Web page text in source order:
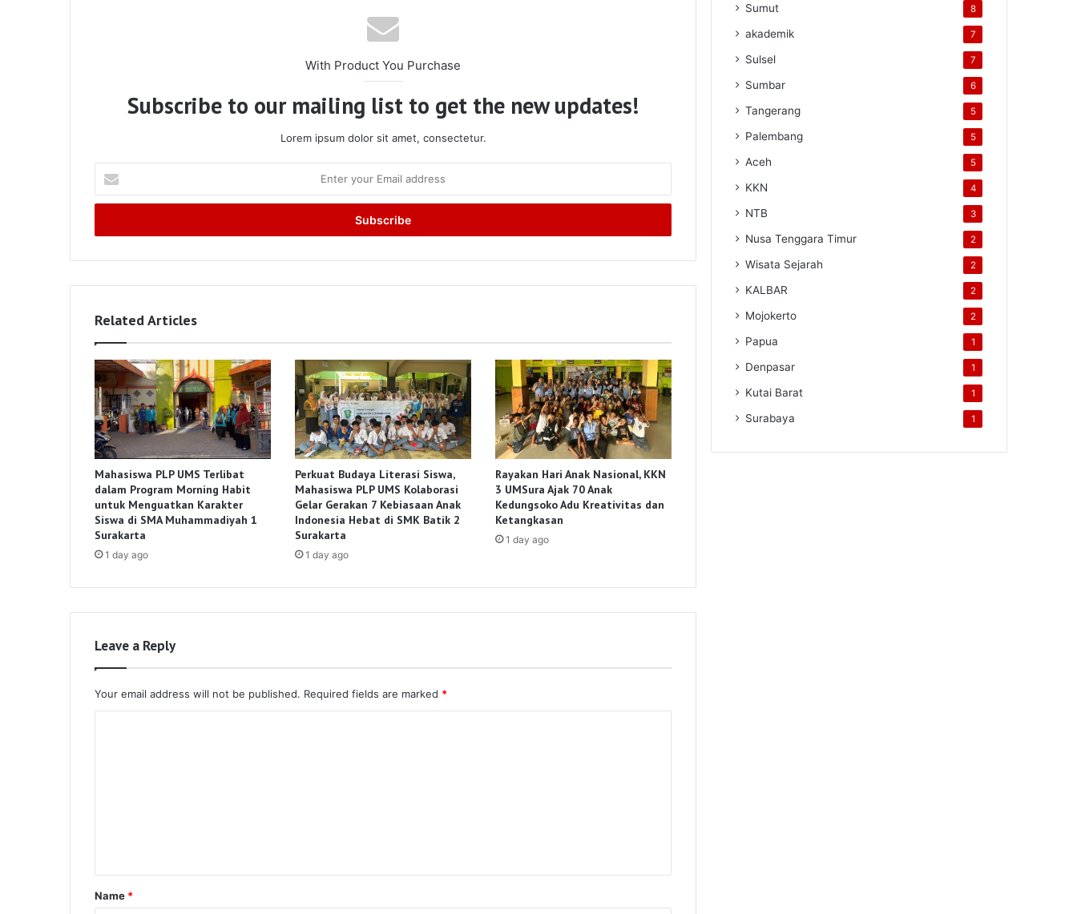
With Product You Purchase
Subscribe to our mailing list to get the new updates!
Lorem ipsum dolor sit amet, consectetur.
your
Email
Related Articles
Mahasiswa PLP UMS Terlibat
dalam Program Morning Habit
untuk Menguatkan Karakter
Siswa di SMA Muhammadiyah 1
Surakarta
1 day ago
Perkuat Budaya Literasi Siswa,
Mahasiswa PLP UMS Kolaborasi
Gelar Gerakan 7 Kebiasaan Anak
Indonesia Hebat di SMK Batik 2
Surakarta
1 day ago
Rayakan Hari Anak Nasional, KKN
3 UMSura Ajak 70 Anak
Kedungsoko Adu Kreativitas dan
Ketangkasan
1 day ago
Leave a Reply
Your email address will not be published. Required fields are marked *
*
Name *
Sumut 8
akademik 7
Sulsel 7
Sumbar 6
Tangerang 5
Palembang 5
Aceh 5
KKN 4
NTB 3
Nusa Tenggara Timur 2
Wisata Sejarah 2
KALBAR 2
Mojokerto 2
Papua 1
Denpasar 1
Kutai Barat 1
Surabaya 1